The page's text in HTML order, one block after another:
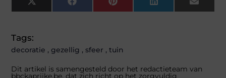
X
(Twitter)
FacebookPinterestLinkedInEmail
Tags:
decoratie ,gezellig ,sfeer ,tuin
Dit artikel is samengesteld door het redactieteam van
bbckaprijke.be, dat zich richt op het zorgvuldig